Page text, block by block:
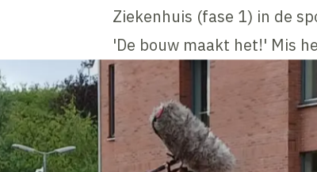
Ziekenhuis (fase 1) in de
'De bouw maakt het!' Mis